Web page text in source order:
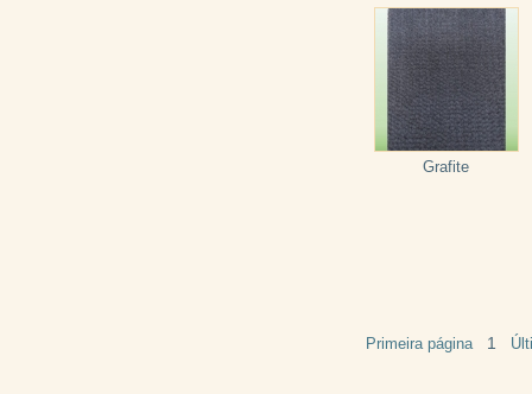
Grafite
Primeira página 1